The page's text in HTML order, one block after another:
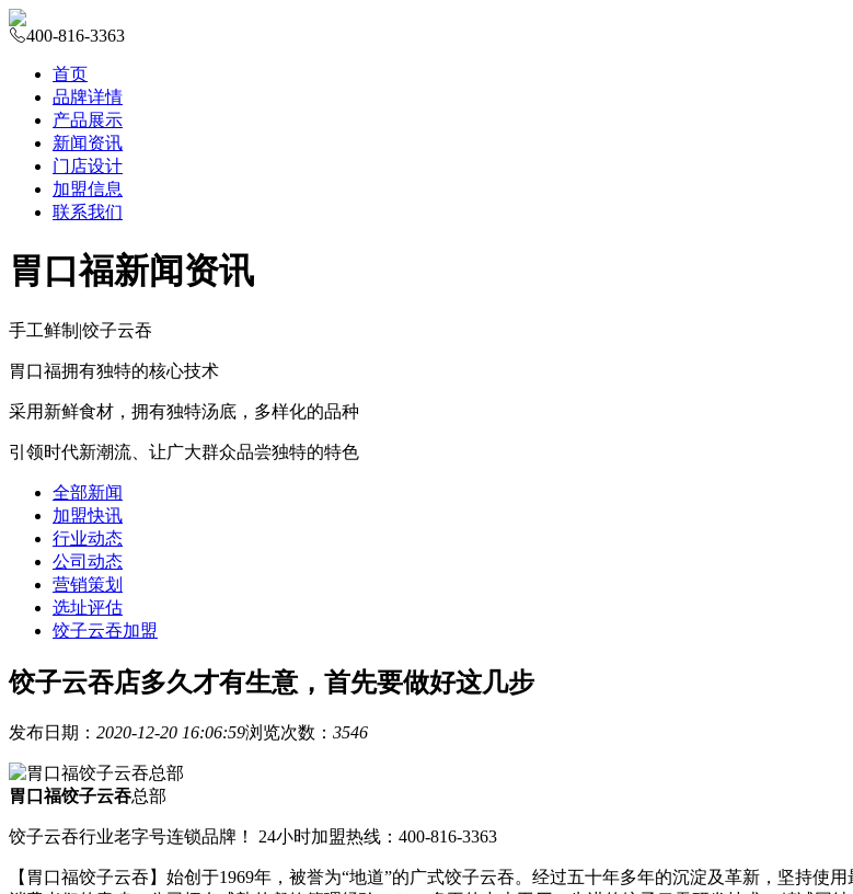
400-816-3363
首页
品牌详情
产品展示
新闻资讯
门店设计
加盟信息
联系我们
胃口福新闻资讯
手工鲜制 |饺子云吞
胃口福拥有独特的核心技术
采用新鲜食材，拥有独特汤底，多样化的品种
引领时代新潮流、让广大群众品尝独特的特色
全部新闻
加盟快讯
行业动态
公司动态
营销策划
选址评估
饺子云吞加盟
饺子云吞店多久才有生意，首先要做好这几步
发布日期： 2020-12-20 16:06:59浏览次数： 3546
胃口福饺子云吞总部
饺子云吞行业老字号连锁品牌！ 24小时加盟热线：400-816-3363
【胃口福饺子云吞】始创于1969年，被誉为“地道”的广式饺子云吞。经过五十年多年的沉淀及革新，坚持